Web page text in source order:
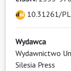
10.31261/
Wydawca
Wydawnictwo
Silesia Press